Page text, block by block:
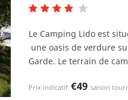
Le Camping Lido est
une oasis de verdure
Garde. Le terrain de
Prix indicatif €49 saison